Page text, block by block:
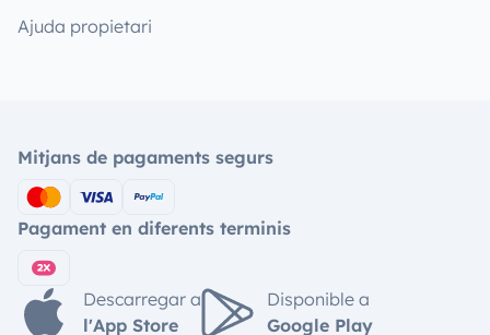
Ajuda propietari
Mitjans de pagaments segurs
Pagament en diferents terminis
Descarregar a
l'App Store
Disponible a
Google Play